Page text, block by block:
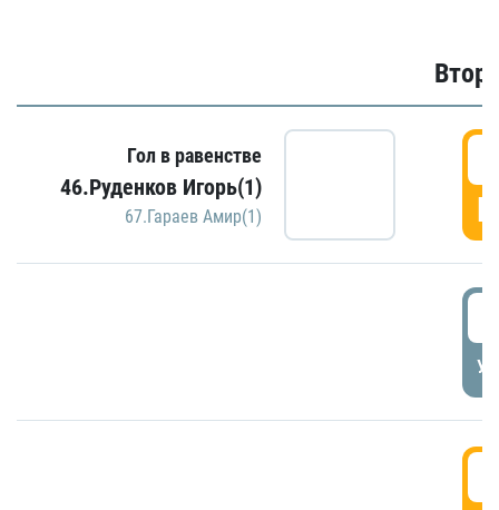
Гол в равенстве
46.Руденков Игорь(1)
67.Гараев Амир(1)